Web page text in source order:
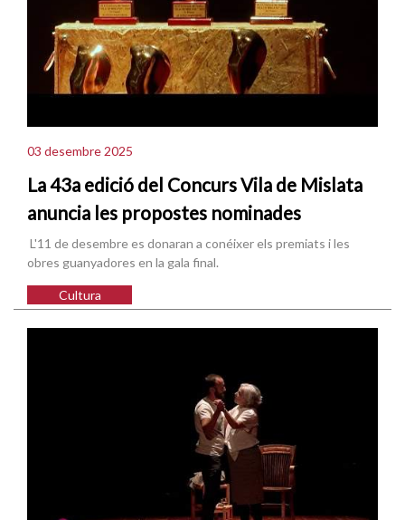
03 desembre 2025
La 43a edició del Concurs Vila de Mislata
anuncia les propostes nominades
L'11 de desembre es donaran a conéixer els premiats i les
obres guanyadores en la gala final.
Cultura